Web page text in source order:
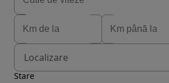
Localizare
Stare